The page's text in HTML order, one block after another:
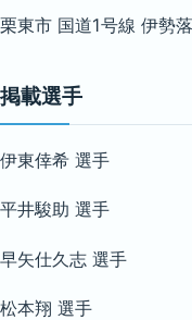
栗東市 国道1号線 伊勢
掲載選手
伊東倖希 選手
平井駿助 選手
早矢仕久志 選手
松本翔 選手